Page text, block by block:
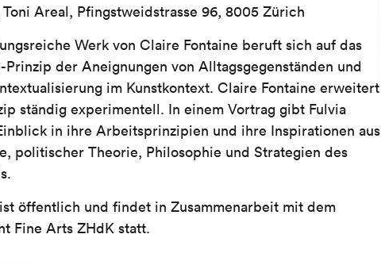
Toni Areal, Pfingstweidstrasse 96, 8005 Zürich
Werk von Claire Fontaine beruft sich auf das
Prinzip der Aneignungen von Alltagsgegenständen und
im Kunstkontext. Claire Fontaine erweitert
ständig experimentell. In einem Vortrag gibt Fulvia
in ihre Arbeitsprinzipien und ihre Inspirationen aus
politischer Theorie, Philosophie und Strategien des
öffentlich und findet in Zusammenarbeit mit dem
Fine Arts ZHdK statt.